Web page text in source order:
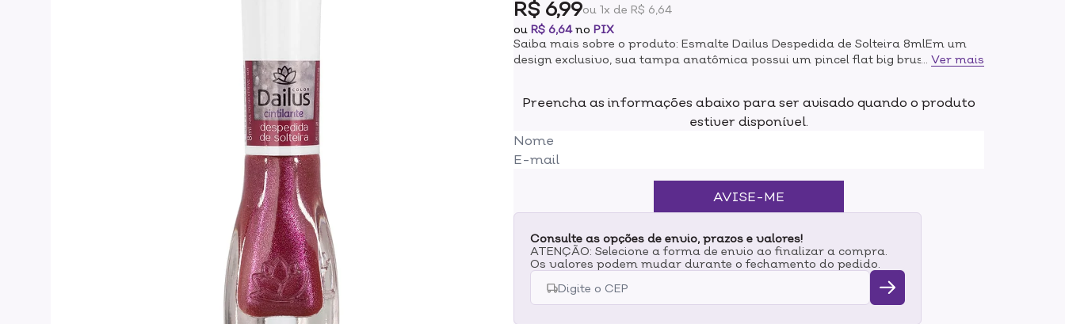
R$ 6,99ou 1x de R$ 6,64
ouR$ 6,64noPIX
Saiba mais sobre o produto: Esmalte Dailus Despedida de Solteira 8mlEm um
design exclusivo, sua tampa anatômica possui um pincel flat big brush,
camada de base incolor para resultado uniforme. Pegue um pouco de esmalte
com o pincel e retire o excesso. Pinte a partir do centro e depois complete as
laterais. Limpe o excesso com um palitinho e aplique mais uma camada se
achar necessário.
Ver mais
Preencha as informações abaixo para ser avisado quando o produto
estiver disponível.
AVISE-ME
Consulte as opções de envio, prazos e valores!
ATENÇÃO: Selecione a forma de envio ao finalizar a compra.
Os valores podem mudar durante o fechamento do pedido.